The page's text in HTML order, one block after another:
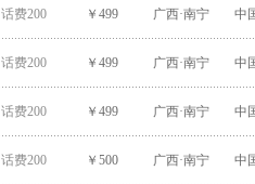
话费200 ￥499 广西·南宁 中
话费200 ￥499 广西·南宁 中
话费200 ￥499 广西·南宁 中
话费200 ￥500 广西·南宁 中